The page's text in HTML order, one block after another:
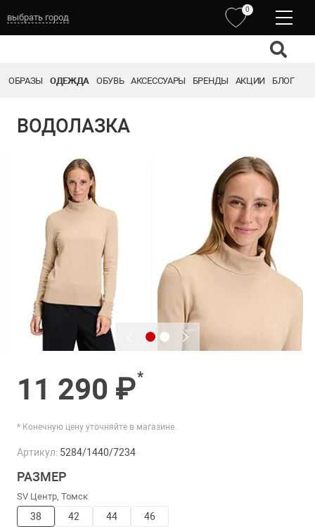
выбрать город
0
ОБРАЗЫ ОДЕЖДА ОБУВЬ АКСЕССУАРЫ БРЕНДЫ АКЦИИ БЛОГ
ВОДОЛАЗКА
11 290 ₽*
* Конечную цену уточняйте в магазине.
Артикул: 5284/1440/7234
РАЗМЕР
SV Центр, Томск
38 42 44 46